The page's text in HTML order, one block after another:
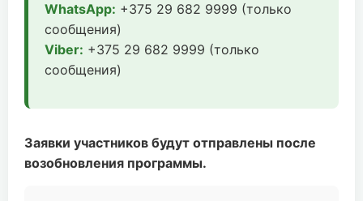
WhatsApp: +375 29 682 9999 (только
сообщения)
Viber: +375 29 682 9999 (только
сообщения)
Заявки участников будут отправлены после
возобновления программы.